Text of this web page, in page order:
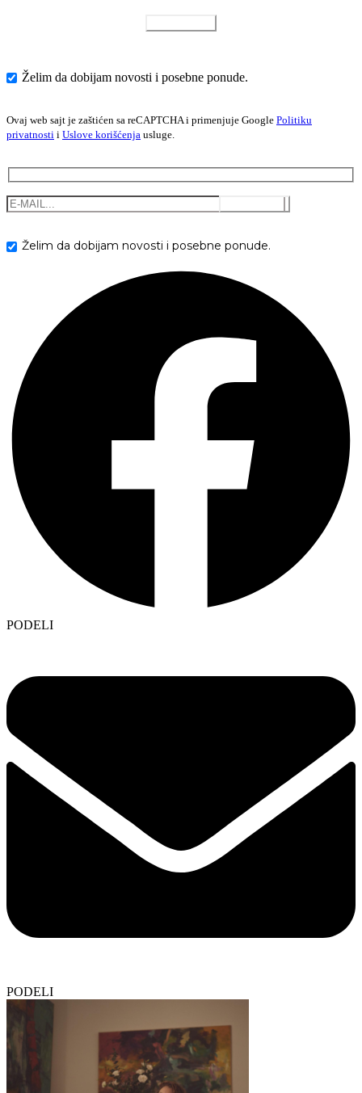
Želim da dobijam novosti i posebne ponude.
Ovaj web sajt je zaštićen sa reCAPTCHA i primenjuje Google Politiku
privatnosti i Uslove korišćenja usluge.
Želim da dobijam novosti i posebne ponude.
PODELI
PODELI